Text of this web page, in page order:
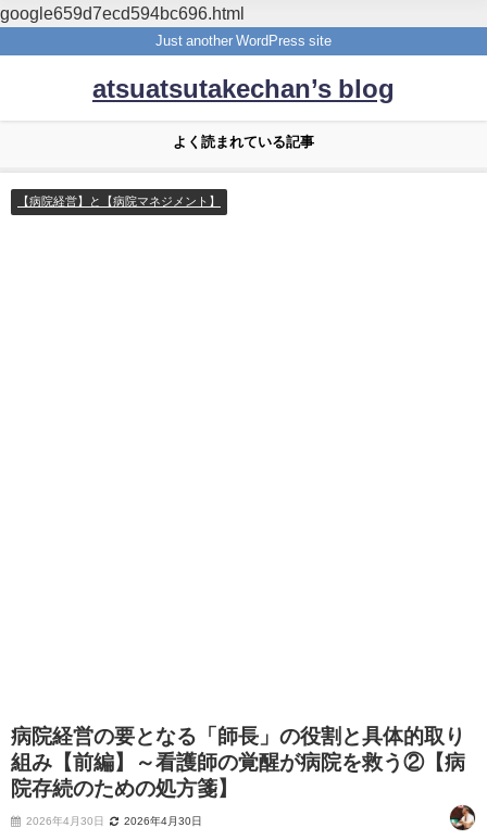
google659d7ecd594bc696.html
Just another WordPress site
atsuatsutakechan’s blog
よく読まれている記事
【病院経営】と【病院マネジメント】
病院経営の要となる「師長」の役割と具体的取り
組み【前編】～看護師の覚醒が病院を救う②【病
院存続のための処方箋】
2026年4月30日 2026年4月30日